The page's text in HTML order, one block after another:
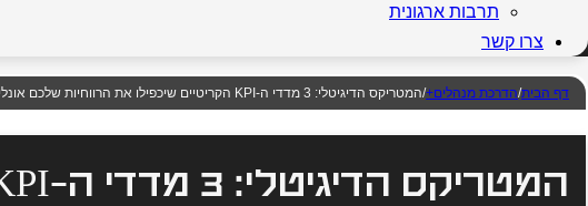
תרבות ארגונית
צרו קשר
דף הבית/הדרכת מנהלים+/המטריקס הדיגיטלי: 3 מדדי ה-KPI הקריטיים שיכפילו את הרווחיות שלכם אונליין